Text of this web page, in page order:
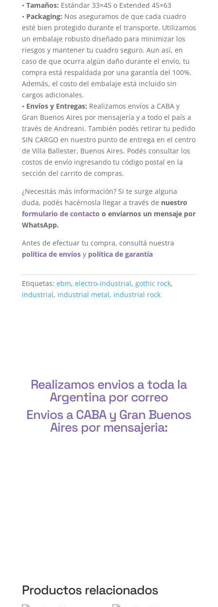
• Tamaños: Estándar 33×45 o Extended 45×63
• Packaging: Nos aseguramos de que cada cuadro
esté bien protegido durante el transporte. Utilizamos
un embalaje robusto diseñado para minimizar los
riesgos y mantener tu cuadro seguro. Aun así, en
caso de que ocurra algún daño durante el envío, tu
compra está respaldada por una garantía del 100%.
Además, el costo del embalaje está incluido sin
cargos adicionales.
• Envíos y Entregas: Realizamos envíos a CABA y
Gran Buenos Aires por mensajería y a todo el país a
través de Andreani. También podés retirar tu pedido
SIN CARGO en nuestro punto de entrega en el centro
de Villa Ballester, Buenos Aires. Podés consultar los
costos de envío ingresando tu código postal en la
sección del carrito de compras.
¿Necesitás más información? Si te surge alguna
duda, podés hacérnosla llegar a través de nuestro
formulario de contacto o enviarnos un mensaje por
WhatsApp.
Antes de efectuar tu compra, consultá nuestra
política de envíosy política de garantía
Etiquetas: ebm, electro-industrial, gothic rock,
industrial, industrial metal, industrial rock
Realizamos envios a toda la
Argentina por correo
Envios a CABA y Gran Buenos
Aires por mensajeria:
Productos relacionados